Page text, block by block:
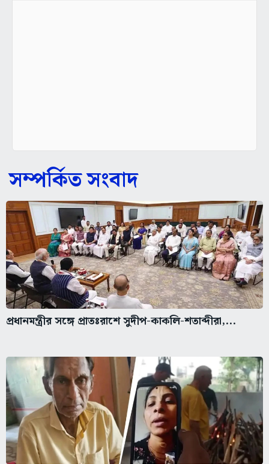
সম্পর্কিত সংবাদ
প্রধানমন্ত্রীর সঙ্গে প্রাতঃরাশে সুদীপ-কাকলি-শতাব্দীরা,...